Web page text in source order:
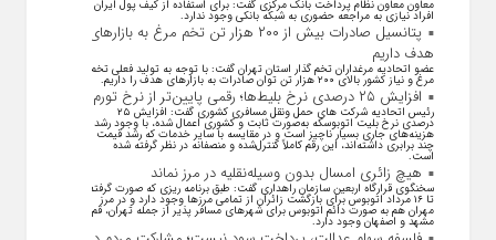
معاون معاون نظام پرداخت بانک مرکزی گفت: برای استفاده از کیف پول ایران
افراد نیازی به مراجعه حضوری به شبکه بانکی وجود ندارد.
پتانسیل صادرات بیش از ۲۰۰ هزار تن تخم مرغ به بازار‌های
هدف داریم
عضو اتحادیه مرغداران تخم گذار استان تهران گفت: با توجه به تولید فعلی تخم
مرغ و نیاز کشور بالای ۲۰۰ هزار تن توان صادرات به بازار‌های هدف را داریم.
افزایش ۲۵ درصدی نرخ بلیط‌ها؛ رقمی پایین‌تر از نرخ تورم
رئیس اتحادیه شرکت های حمل ونقل مسافری کشوری گفت: افزایش ۲۵
درصدی نرخ بلیت اتوبوسکه به‌صورت ثابت و کشوری اعمال شده، با وجود رشد
هزینه‌های جاری بسیار ناچیز است و در مقایسه با سایر خدمات که رشد قیمت
چند برابری داشته‌اند، این رقم کاملاً کنترل‌شده و منصفانه در نظر گرفته شده
است.
هیچ زائری امسال بدون وسیله‌نقلیه در مرز نماند
سخنگوی قرارگاه اربعین سازمان راهداری گفت: طبق برنامه ریزی که صورت گرفته
تا ۱۶ مرداد اتوبوس برای بازگشت زائران از تمامی مرز‌ها وجود دارد و در مرز
مهران هم به صورت دائم اتوبوس برای شهر‌های مسافر پذیر از جمله تهران، قم،
مشهد و اصفهان وجود دارد.